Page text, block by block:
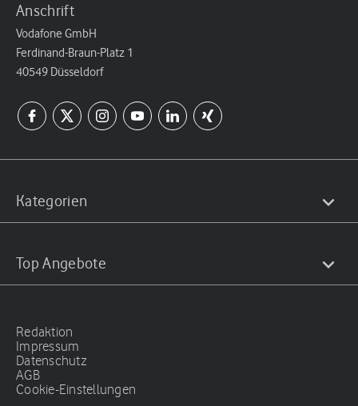
Anschrift
Vodafone GmbH
Ferdinand-Braun-Platz 1
40549 Düsseldorf
Kategorien
Top Angebote
Redaktion
Impressum
Datenschutz
AGB
Cookie-Einstellungen